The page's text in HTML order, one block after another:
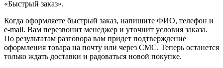
«Быстрый заказ».
Когда оформляете быстрый заказ, напишите ФИО, телефон и
e-mail. Вам перезвонит менеджер и уточнит условия заказа.
По результатам разговора вам придет подтверждение
оформления товара на почту или через СМС. Теперь останется
только ждать доставки и радоваться новой покупке.